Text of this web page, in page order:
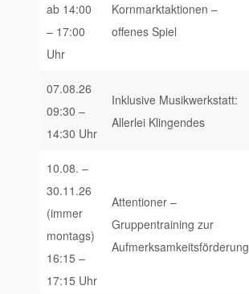
ab 14:00
– 17:00
Uhr
Kornmarktaktionen –
offenes Spiel
07.08.26
09:30 –
14:30 Uhr
Inklusive Musikwerkstatt:
Allerlei Klingendes
10.08. –
30.11.26
(immer
montags)
16:15 –
17:15 Uhr
Attentioner –
Gruppentraining zur
Aufmerksamkeitsförderung